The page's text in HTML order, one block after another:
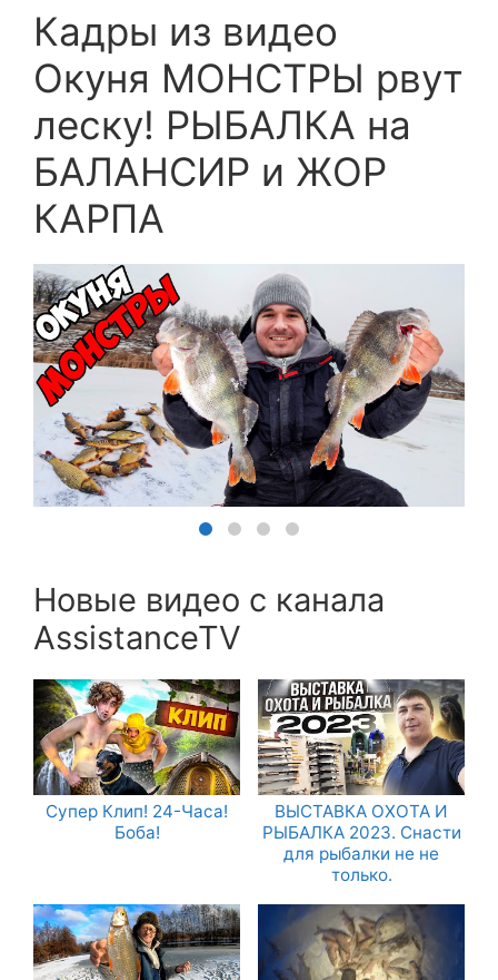
Кадры из видео
Окуня МОНСТРЫ рвут
леску! РЫБАЛКА на
БАЛАНСИР и ЖОР
КАРПА
Новые видео с канала
AssistanceTV
Супер Клип! 24-Часа!
Боба!
ВЫСТАВКА ОХОТА И
РЫБАЛКА 2023. Снасти
для рыбалки не не
только.